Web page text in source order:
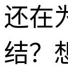
还在
结？